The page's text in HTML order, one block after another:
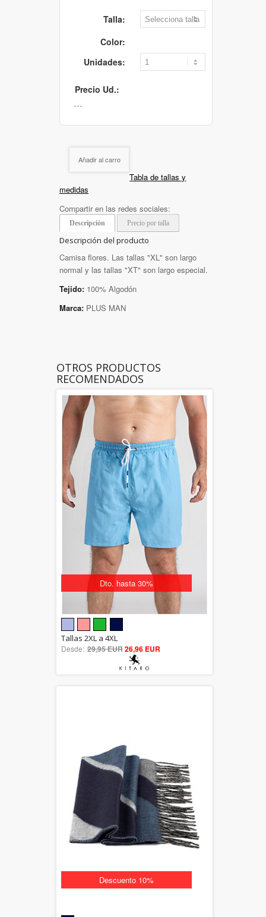
Talla:
Color:
Unidades:
Precio Ud.:
Añadir al carro
Tabla de tallas y
medidas
Compartir en las redes sociales:
Descripción Precio por talla
Descripción del producto
Camisa flores. Las tallas "XL" son largo
normal y las tallas "XT" son largo especial.
Tejido: 100% Algodón
Marca: PLUS MAN
OTROS PRODUCTOS
RECOMENDADOS
Dto. hasta 30%
5.00
out of 5
Tallas 2XL a 4XL
Desde: 29,95 EUR26,96 EUR
Descuento 10%